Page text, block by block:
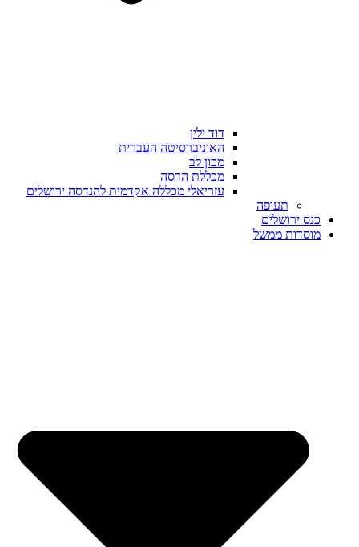
דוד ילין
האוניברסיטה העברית
מכון לב
מכללת הדסה
עזריאלי מכללה אקדמית להנדסה ירושלים
תעופה
כנס ירושלים
מוסדות ממשל